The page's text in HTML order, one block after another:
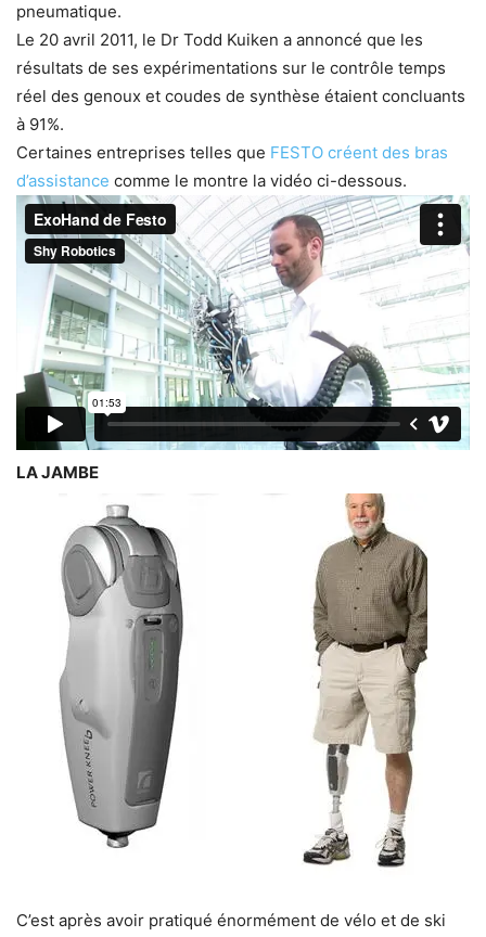
pneumatique.
Le 20 avril 2011, le Dr Todd Kuiken a annoncé que les
résultats de ses expérimentations sur le contrôle temps
réel des genoux et coudes de synthèse étaient concluants
à 91%.
Certaines entreprises telles que FESTO créent des bras
d’assistance comme le montre la vidéo ci-dessous.
LA JAMBE
C’est après avoir pratiqué énormément de vélo et de ski